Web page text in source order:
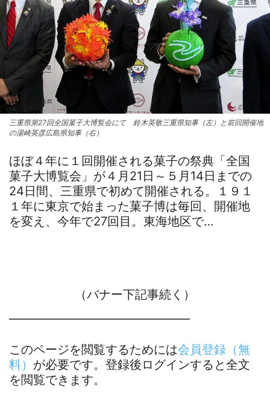
三重県第27回全国菓子大博覧会にて 鈴木英敬三重県知事（左）と前回開催地
の湯崎英彦広島県知事（右）
ほぼ４年に１回開催される菓子の祭典「全国
菓子大博覧会」が４月21日～５月14日までの
24日間、三重県で初めて開催される。１９１
１年に東京で始まった菓子博は毎回、開催地
を変え、今年で27回目。東海地区で…
（バナー下記事続く）
―――――――――――――――
このページを閲覧するためには会員登録（無
料） が必要です。登録後ログインすると全文
を閲覧できます。